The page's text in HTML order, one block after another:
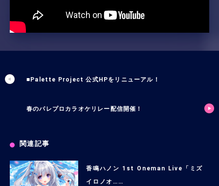
■Palette Project 公式HPをリニューアル！
春のパレプロカラオケリレー配信開催！
関連記事
香鳴ハノン 1st Oneman Live「ミズ
イロノオ……